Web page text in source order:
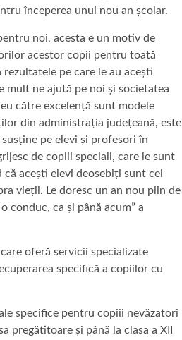
începerea unui nou an școlar.
noi, acesta e un motiv de
acestor copii pentru toată
pe care le au acești
mult ne ajută pe noi și societatea
către excelență sunt modele
din administrația județeană, este
pe elevi și profesori în
de copiii speciali, care le sunt
acești elevi deosebiți sunt cei
vieții. Le doresc un an nou plin de
conduc, ca și până acum” a
oferă servicii specializate
specifică a copiilor cu
specifice pentru copiii nevăzatori
pregătitoare și până la clasa a XII